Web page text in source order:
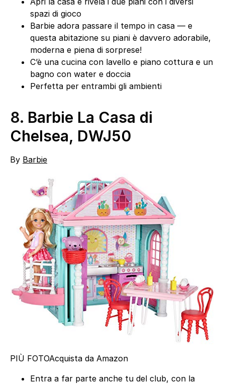
spazi di gioco
Barbie adora passare il tempo in casa — e
questa abitazione su piani è davvero adorabile,
moderna e piena di sorprese!
C’è una cucina con lavello e piano cottura e un
bagno con water e doccia
Perfetta per entrambi gli ambienti
8. Barbie La Casa di
Chelsea, DWJ50
By Barbie
PIÙ FOTOAcquista da Amazon
Entra a far parte anche tu del club, con la